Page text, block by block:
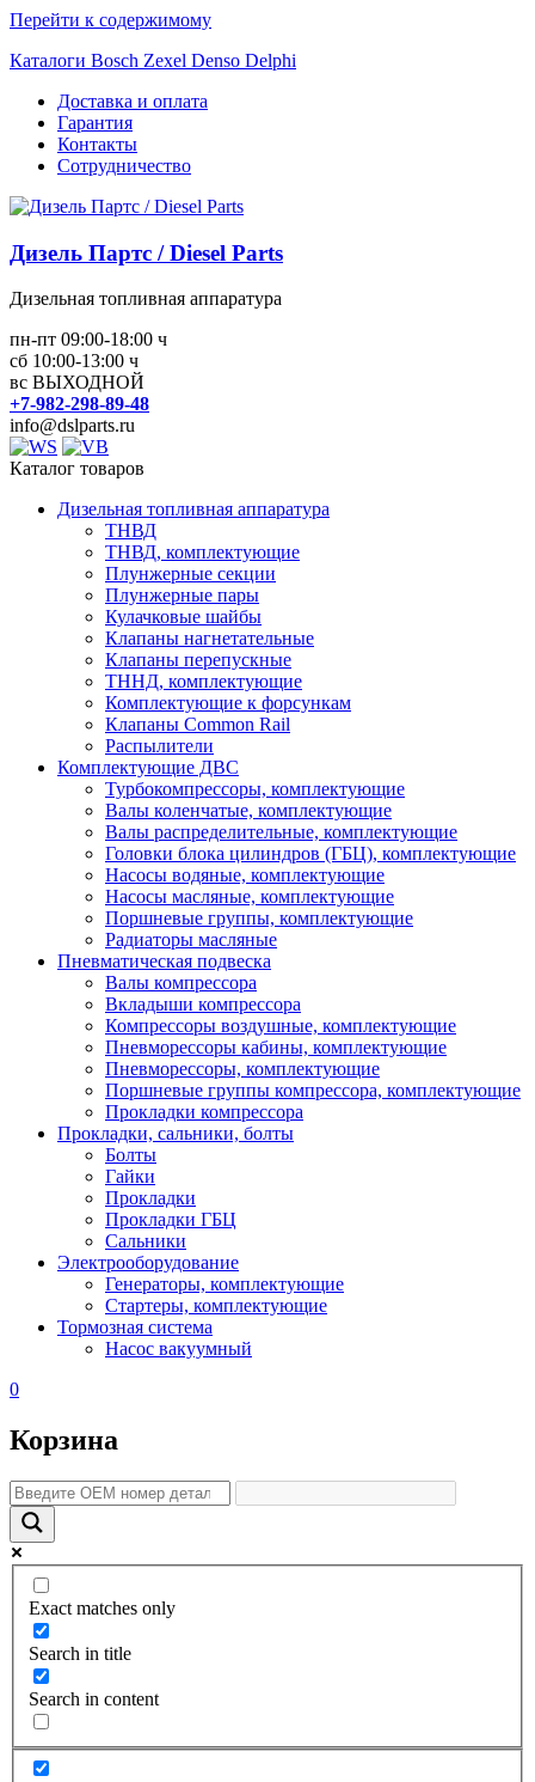
Перейти к содержимому
Каталоги Bosch Zexel Denso Delphi
Доставка и оплата
Гарантия
Контакты
Сотрудничество
Дизель Партс / Diesel Parts
Дизельная топливная аппаратура
пн-пт 09:00-18:00 ч
сб 10:00-13:00 ч
вс ВЫХОДНОЙ
+7-982-298-89-48
info@dslparts.ru
Каталог товаров
Дизельная топливная аппаратура
ТНВД
ТНВД, комплектующие
Плунжерные секции
Плунжерные пары
Кулачковые шайбы
Клапаны нагнетательные
Клапаны перепускные
ТННД, комплектующие
Комплектующие к форсункам
Клапаны Common Rail
Распылители
Комплектующие ДВС
Турбокомпрессоры, комплектующие
Валы коленчатые, комплектующие
Валы распределительные, комплектующие
Головки блока цилиндров (ГБЦ), комплектующие
Насосы водяные, комплектующие
Насосы масляные, комплектующие
Поршневые группы, комплектующие
Радиаторы масляные
Пневматическая подвеска
Валы компрессора
Вкладыши компрессора
Компрессоры воздушные, комплектующие
Пневморессоры кабины, комплектующие
Пневморессоры, комплектующие
Поршневые группы компрессора, комплектующие
Прокладки компрессора
Прокладки, сальники, болты
Болты
Гайки
Прокладки
Прокладки ГБЦ
Сальники
Электрооборудование
Генераторы, комплектующие
Стартеры, комплектующие
Тормозная система
Насос вакуумный
0
Корзина
Exact matches only
Search in title
Search in content